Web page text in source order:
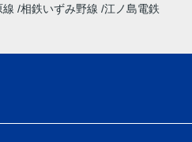
線 相鉄いずみ野線 江ノ島電鉄